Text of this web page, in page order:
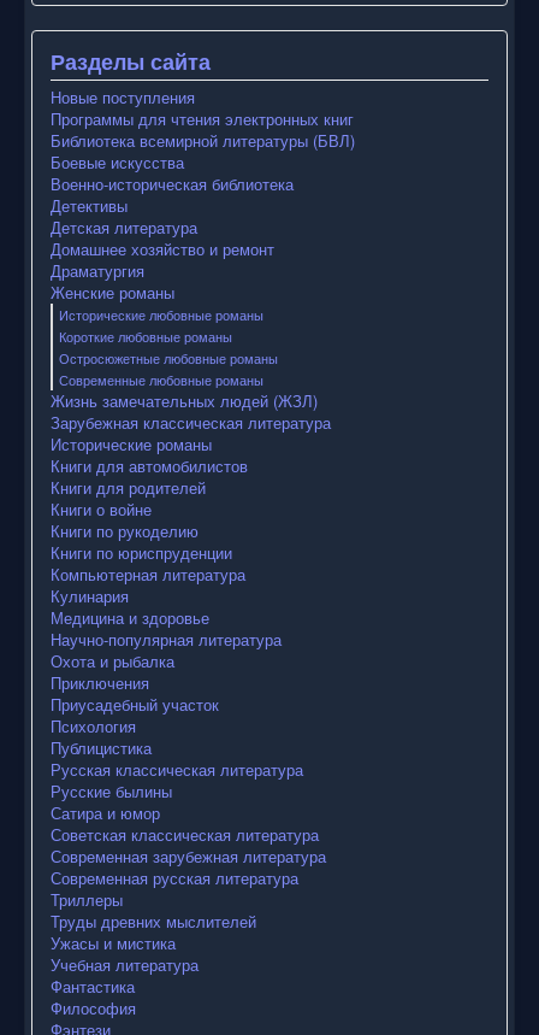
Разделы сайта
Новые поступления
Программы для чтения электронных книг
Библиотека всемирной литературы (БВЛ)
Боевые искусства
Военно-историческая библиотека
Детективы
Детская литература
Домашнее хозяйство и ремонт
Драматургия
Женские романы
Исторические любовные романы
Короткие любовные романы
Остросюжетные любовные романы
Современные любовные романы
Жизнь замечательных людей (ЖЗЛ)
Зарубежная классическая литература
Исторические романы
Книги для автомобилистов
Книги для родителей
Книги о войне
Книги по рукоделию
Книги по юриспруденции
Компьютерная литература
Кулинария
Медицина и здоровье
Научно-популярная литература
Охота и рыбалка
Приключения
Приусадебный участок
Психология
Публицистика
Русская классическая литература
Русские былины
Сатира и юмор
Советская классическая литература
Современная зарубежная литература
Современная русская литература
Триллеры
Труды древних мыслителей
Ужасы и мистика
Учебная литература
Фантастика
Философия
Фэнтези